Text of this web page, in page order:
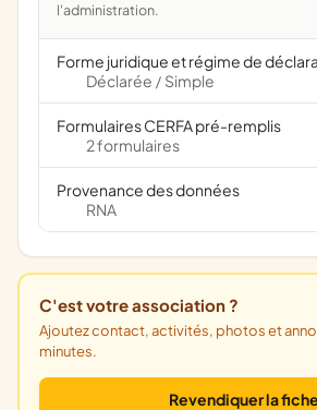
l'administration.
Forme juridique et régime de
Déclarée / Simple
Formulaires CERFA pré-remplis
2 formulaires
Provenance des données
RNA
C'est votre association ?
Ajoutez contact, activités, photos et annonces. Gratuit, en 5
minutes.
Revendiquer la fiche